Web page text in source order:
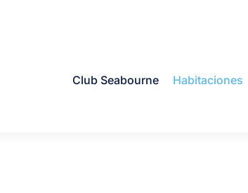
Club Seabourne Habitaciones